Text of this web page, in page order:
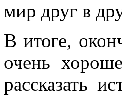
мир друг в
В итоге,
очень
рассказать